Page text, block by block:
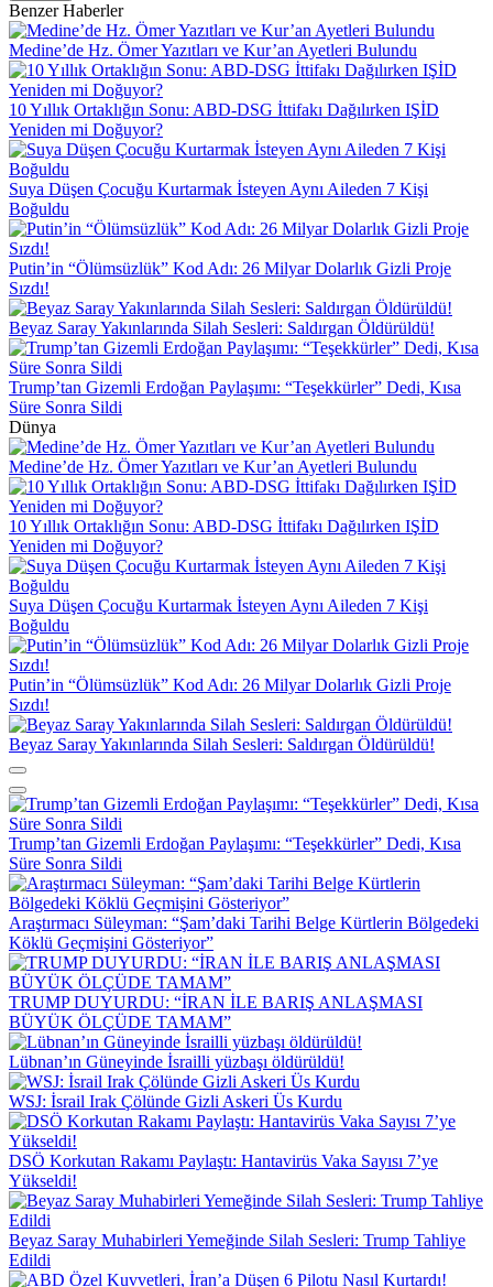
Benzer Haberler
Medine’de Hz. Ömer Yazıtları ve Kur’an Ayetleri Bulundu
10 Yıllık Ortaklığın Sonu: ABD-DSG İttifakı Dağılırken IŞİD
Yeniden mi Doğuyor?
Suya Düşen Çocuğu Kurtarmak İsteyen Aynı Aileden 7 Kişi
Boğuldu
Putin’in “Ölümsüzlük” Kod Adı: 26 Milyar Dolarlık Gizli Proje
Sızdı!
Beyaz Saray Yakınlarında Silah Sesleri: Saldırgan Öldürüldü!
Trump’tan Gizemli Erdoğan Paylaşımı: “Teşekkürler” Dedi, Kısa
Süre Sonra Sildi
Dünya
Medine’de Hz. Ömer Yazıtları ve Kur’an Ayetleri Bulundu
10 Yıllık Ortaklığın Sonu: ABD-DSG İttifakı Dağılırken IŞİD
Yeniden mi Doğuyor?
Suya Düşen Çocuğu Kurtarmak İsteyen Aynı Aileden 7 Kişi
Boğuldu
Putin’in “Ölümsüzlük” Kod Adı: 26 Milyar Dolarlık Gizli Proje
Sızdı!
Beyaz Saray Yakınlarında Silah Sesleri: Saldırgan Öldürüldü!
Trump’tan Gizemli Erdoğan Paylaşımı: “Teşekkürler” Dedi, Kısa
Süre Sonra Sildi
Araştırmacı Süleyman: “Şam’daki Tarihi Belge Kürtlerin Bölgedeki
Köklü Geçmişini Gösteriyor”
TRUMP DUYURDU: “İRAN İLE BARIŞ ANLAŞMASI
BÜYÜK ÖLÇÜDE TAMAM”
Lübnan’ın Güneyinde İsrailli yüzbaşı öldürüldü!
WSJ: İsrail Irak Çölünde Gizli Askeri Üs Kurdu
DSÖ Korkutan Rakamı Paylaştı: Hantavirüs Vaka Sayısı 7’ye
Yükseldi!
Beyaz Saray Muhabirleri Yemeğinde Silah Sesleri: Trump Tahliye
Edildi